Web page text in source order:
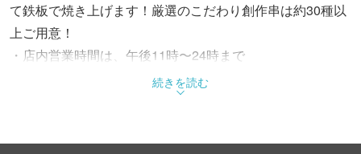
て鉄板で焼き上げます！厳選のこだわり創作串は約30種以
上ご用意！
・店内営業時間は、午後11時〜24時まで
ーお席のご案内
続きを読む